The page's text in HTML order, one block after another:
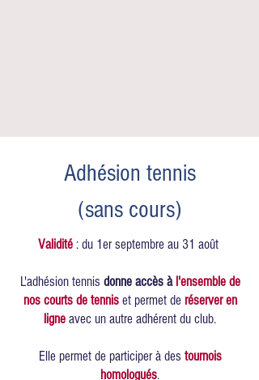
Adhésion tennis
(sans cours)
Validité : du 1er septembre au 31 août
L'adhésion tennis donne accès à l'ensemble de
nos courts de tennis et permet de réserver en
ligne avec un autre adhérent du club.
Elle permet de participer à des tournois
homologués.